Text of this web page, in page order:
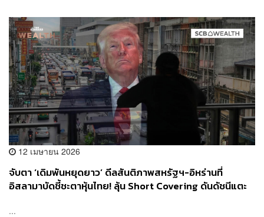
12 เมษายน 2026
จับตา ‘เดิมพันหยุดยาว’ ดีลสันติภาพสหรัฐฯ-อิหร่านที่
อิสลามาบัดชี้ชะตาหุ้นไทย! ลุ้น Short Covering ดันดัชนีแตะ
...